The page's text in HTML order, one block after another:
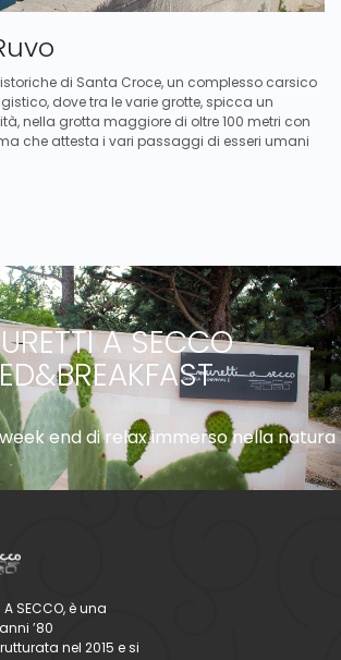
di Santa Croce, un complesso carsico
dove tra le varie grotte, spicca un
nella grotta maggiore di oltre 100 metri con
che attesta i vari passaggi di esseri umani
A SECCO
end di relax immerso nella natura
SECCO, è una
’80
nel 2015 e si